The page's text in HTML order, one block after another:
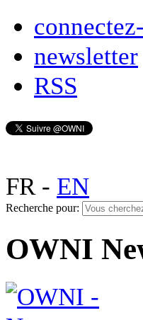
newsletter
RSS
FR- EN
Recherche pour:
OWNI